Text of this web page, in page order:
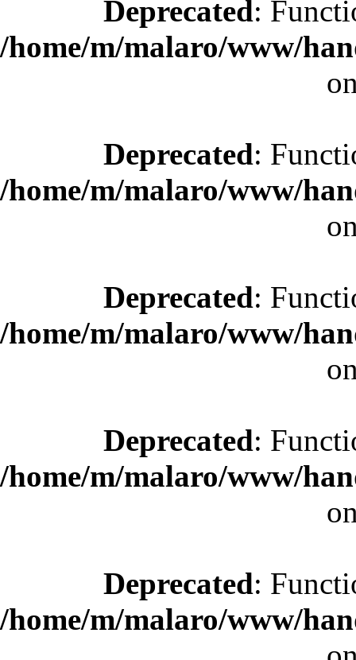
Deprecated:
/home/m/malaro/www/
Deprecated:
/home/m/malaro/www/
Deprecated:
/home/m/malaro/www/
Deprecated:
/home/m/malaro/www/
Deprecated:
/home/m/malaro/www/